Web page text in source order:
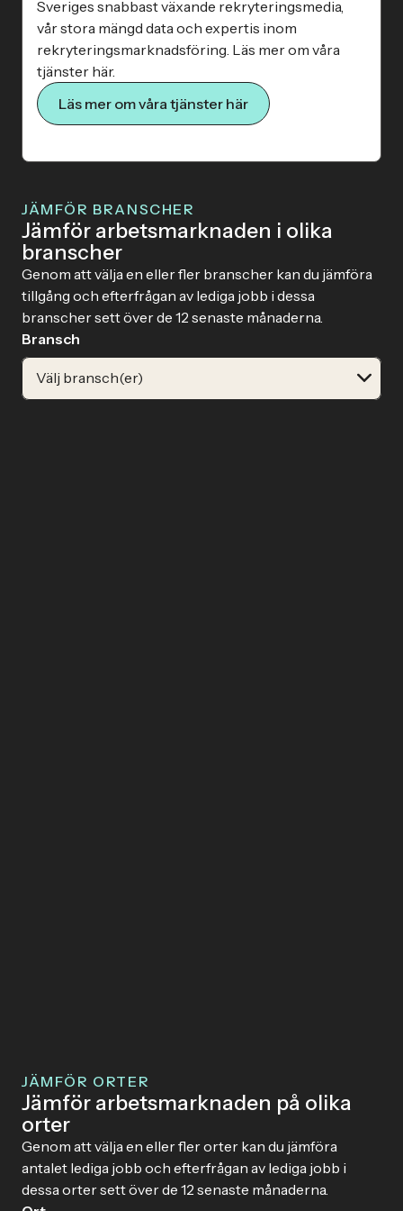
Sveriges snabbast växande rekryteringsmedia,
vår stora mängd data och expertis inom
rekryteringsmarknadsföring. Läs mer om våra
tjänster här.
Läs mer om våra tjänster här
JÄMFÖR BRANSCHER
Jämför arbetsmarknaden i olika
branscher
Genom att välja en eller fler branscher kan du jämföra
tillgång och efterfrågan av lediga jobb i dessa
branscher sett över de 12 senaste månaderna.
Bransch
Välj bransch(er)
JÄMFÖR ORTER
Jämför arbetsmarknaden på olika
orter
Genom att välja en eller fler orter kan du jämföra
antalet lediga jobb och efterfrågan av lediga jobb i
dessa orter sett över de 12 senaste månaderna.